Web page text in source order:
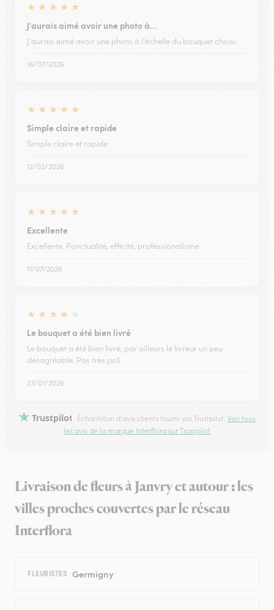
★ ★ ★ ★ ★
J'aurais aimé avoir une photo à…
J'aurais aimé avoir une photo à l'échelle du bouquet choisi.
16/07/2026
★ ★ ★ ★ ★
Simple claire et rapide
Simple claire et rapide
12/02/2026
★ ★ ★ ★ ★
Excellente
Excellente. Ponctualité, efficité, professionalisme
11/07/2026
★ ★ ★ ★
Le bouquet a été bien livré
Le bouquet a été bien livré, par ailleurs le livreur un peu
désagréable. Pas très poli
23/01/2026
Trustpilot Échantillon d'avis clients fourni via Trustpilot. Voir tous
les avis de la marque Interflora sur Trustpilot
Livraison de fleurs à Janvry et autour : les
villes proches couvertes par le réseau
Interflora
FLEURISTES Germigny